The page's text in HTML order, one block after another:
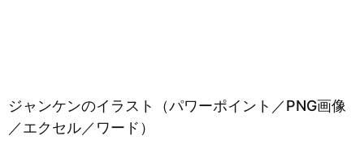
ジャンケンのイラスト（パワーポイント／PNG画像
／エクセル／ワード）